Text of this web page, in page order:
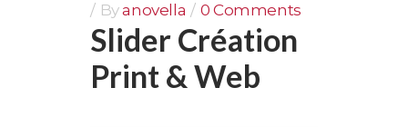
Byanovella 0 Comments
Slider Création
Print & Web